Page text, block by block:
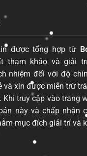
được tổng hợp từ
tham khảo và giải
nhiệm đối với độ
và xin được miễn trừ
Khi truy cập vào trang
này và chấp nhận
mục đích giải trí và